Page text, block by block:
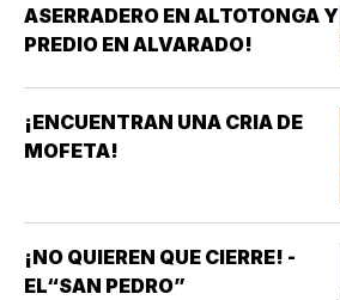
ASERRADERO EN ALTOTONGA Y
PREDIO EN ALVARADO!
¡ENCUENTRAN UNA CRIA DE
MOFETA!
¡NO QUIEREN QUE CIERRE! -
EL“SAN PEDRO”